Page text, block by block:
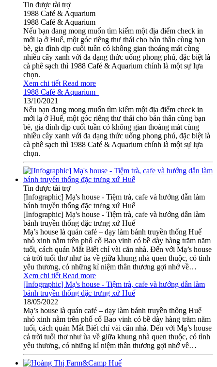
Tin được tài trợ
1988 Café & Aquarium
1988 Café & Aquarium
Nếu bạn đang mong muốn tìm kiếm một địa điểm check in
mới lạ ở Huế, một góc riêng thư thái cho bản thân cùng bạn
bè, gia đình dịp cuối tuần có không gian thoáng mát cùng
nhiều cây xanh với đa dạng thức uống phong phú, đặc biệt là
cà phê sạch thì 1988 Café & Aquarium chính là một sự lựa
chọn.
Xem chi tiết Read more
1988 Café & Aquarium
13/10/2021
Nếu bạn đang mong muốn tìm kiếm một địa điểm check in
mới lạ ở Huế, một góc riêng thư thái cho bản thân cùng bạn
bè, gia đình dịp cuối tuần có không gian thoáng mát cùng
nhiều cây xanh với đa dạng thức uống phong phú, đặc biệt là
cà phê sạch thì 1988 Café & Aquarium chính là một sự lựa
chọn.
Tin được tài trợ
[Infographic] Mạ's house - Tiệm trà, cafe và hướng dẫn làm
bánh truyền thống đặc trưng xứ Huế
[Infographic] Mạ's house - Tiệm trà, cafe và hướng dẫn làm
bánh truyền thống đặc trưng xứ Huế
Mạ’s house là quán café – dạy làm bánh truyền thống Huế
nhỏ xinh nằm trên phố cổ Bao vinh có bề dày hàng trăm năm
tuổi, cách quán Mắt Biết chỉ vài căn nhà. Đến với Mạ’s house
cả trời tuổi thơ như ùa về giữa khung nhà quen thuộc, có tình
yêu thương, có những kỉ niệm thân thương gợi nhớ về…
Xem chi tiết Read more
[Infographic] Mạ's house - Tiệm trà, cafe và hướng dẫn làm
bánh truyền thống đặc trưng xứ Huế
18/05/2022
Mạ’s house là quán café – dạy làm bánh truyền thống Huế
nhỏ xinh nằm trên phố cổ Bao vinh có bề dày hàng trăm năm
tuổi, cách quán Mắt Biết chỉ vài căn nhà. Đến với Mạ’s house
cả trời tuổi thơ như ùa về giữa khung nhà quen thuộc, có tình
yêu thương, có những kỉ niệm thân thương gợi nhớ về…